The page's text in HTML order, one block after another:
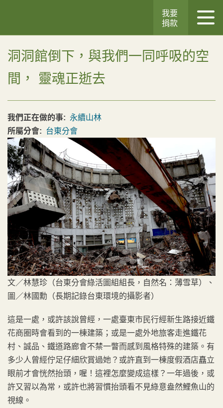
我要
捐款
洞洞館倒下，與我們一同呼吸的空
間， 靈魂正逝去
我們正在做的事: 永續山林
所屬分會: 台東分會
文／林慧珍（台東分會綠活圖組組長，自然名：薄雪草）、
圖／林國勳（長期記錄台東環境的攝影者）
這是一處，或許該說曾經，一處臺東市民行經新生路接近鐵
花商圈時會看到的一棟建築；或是一處外地旅客走進鐵花
村、誠品、鐵道路廊會不禁一瞥而感到風格特殊的建築。有
多少人曾經佇足仔細欣賞過她？或許直到一棟度假酒店矗立
眼前才會恍然抬頭，喔！這裡怎麼變成這樣？一年過後，或
許又習以為常，或許也將習慣抬頭看不見綠意盎然鯉魚山的
視線。